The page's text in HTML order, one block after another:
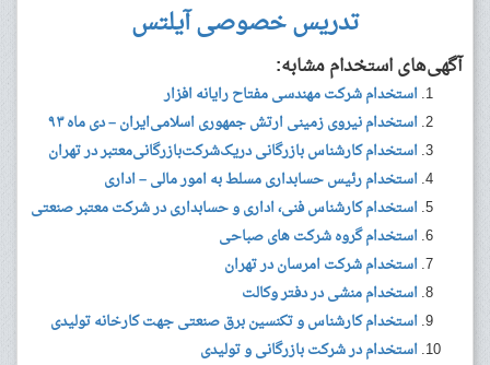
تدریس خصوصی آیلتس
آگهی‌های استخدام مشابه:
استخدام شرکت مهندسی مفتاح رایانه افزار
استخدام نیروی زمینی ارتش جمهوری اسلامی‌ایران – دی ماه ۹۳
استخدام کارشناس بازرگانی دریک‌شرکت‌بازرگانی‌معتبر در تهران
استخدام رئیس حسابداری مسلط به امور مالی – اداری
استخدام کارشناس فنی، اداری و حسابداری در شرکت معتبر صنعتی
استخدام گروه شرکت های صباحی
استخدام شرکت امرسان در تهران
استخدام منشی در دفتر وکالت
استخدام کارشناس و تکنسین برق صنعتی جهت کارخانه تولیدی
استخدام در شرکت بازرگانی و تولیدی